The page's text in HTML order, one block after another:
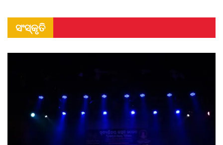
ସଂସ୍କୃତି